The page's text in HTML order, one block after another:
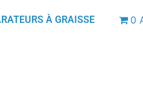
À GRAISSE 0